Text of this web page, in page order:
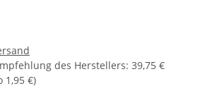
des Herstellers: 39,75 €
1,95 €)